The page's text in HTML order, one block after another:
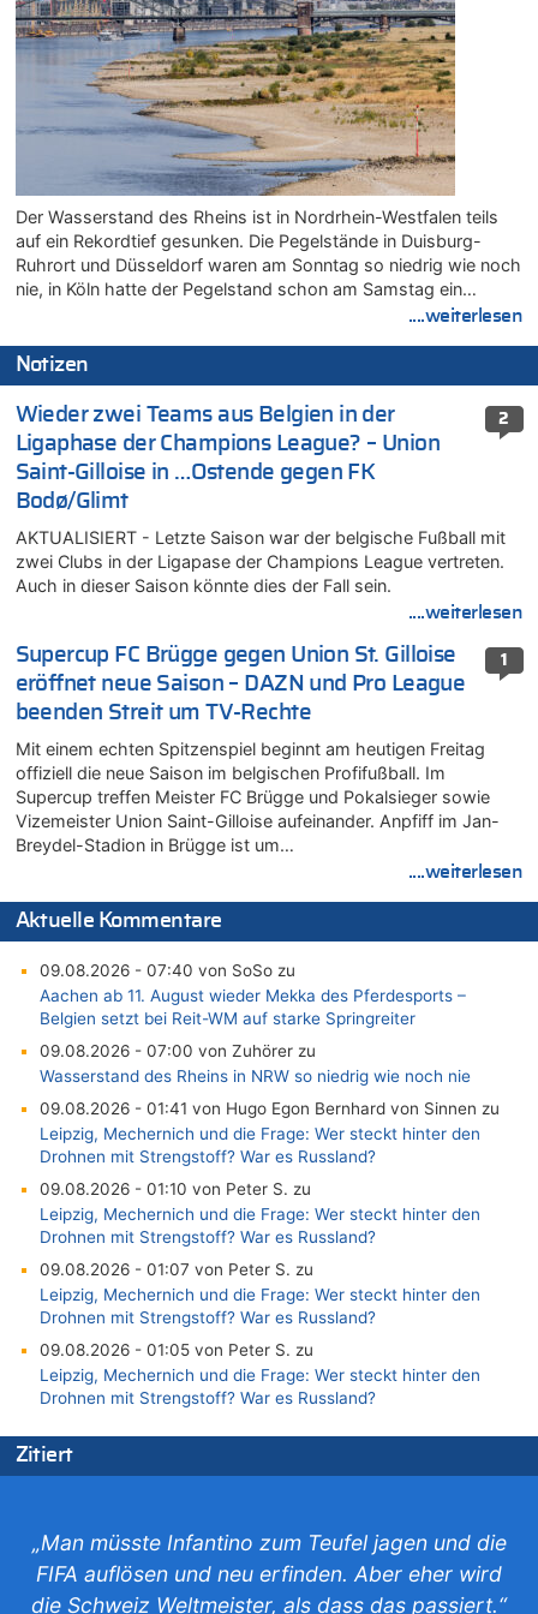
Der Wasserstand des Rheins ist in Nordrhein-Westfalen teils
auf ein Rekordtief gesunken. Die Pegelstände in Duisburg-
Ruhrort und Düsseldorf waren am Sonntag so niedrig wie noch
nie, in Köln hatte der Pegelstand schon am Samstag ein…
....weiterlesen
Notizen
2
Wieder zwei Teams aus Belgien in der
Ligaphase der Champions League? – Union
Saint-Gilloise in …Ostende gegen FK
Bodø/Glimt
AKTUALISIERT - Letzte Saison war der belgische Fußball mit
zwei Clubs in der Ligapase der Champions League vertreten.
Auch in dieser Saison könnte dies der Fall sein.
....weiterlesen
1
Supercup FC Brügge gegen Union St. Gilloise
eröffnet neue Saison – DAZN und Pro League
beenden Streit um TV-Rechte
Mit einem echten Spitzenspiel beginnt am heutigen Freitag
offiziell die neue Saison im belgischen Profifußball. Im
Supercup treffen Meister FC Brügge und Pokalsieger sowie
Vizemeister Union Saint-Gilloise aufeinander. Anpfiff im Jan-
Breydel-Stadion in Brügge ist um…
....weiterlesen
Aktuelle Kommentare
09.08.2026 - 07:40 von SoSo zu
Aachen ab 11. August wieder Mekka des Pferdesports –
Belgien setzt bei Reit-WM auf starke Springreiter
09.08.2026 - 07:00 von Zuhörer zu
Wasserstand des Rheins in NRW so niedrig wie noch nie
09.08.2026 - 01:41 von Hugo Egon Bernhard von Sinnen zu
Leipzig, Mechernich und die Frage: Wer steckt hinter den
Drohnen mit Strengstoff? War es Russland?
09.08.2026 - 01:10 von Peter S. zu
Leipzig, Mechernich und die Frage: Wer steckt hinter den
Drohnen mit Strengstoff? War es Russland?
09.08.2026 - 01:07 von Peter S. zu
Leipzig, Mechernich und die Frage: Wer steckt hinter den
Drohnen mit Strengstoff? War es Russland?
09.08.2026 - 01:05 von Peter S. zu
Leipzig, Mechernich und die Frage: Wer steckt hinter den
Drohnen mit Strengstoff? War es Russland?
Zweite Hitzewelle in diesem Sommer ist jetzt amtlich
08.08.2026 - 22:39 von Hugo Egon Bernhard von Sinnen zu
Politischer Eklat bei der Gedenkfeier in Marcinelle – Meloni:
„Schwerwiegende und beschämende Geste“
Zitiert
„Man müsste Infantino zum Teufel jagen und die
FIFA auflösen und neu erfinden. Aber eher wird
die Schweiz Weltmeister, als dass das passiert.“